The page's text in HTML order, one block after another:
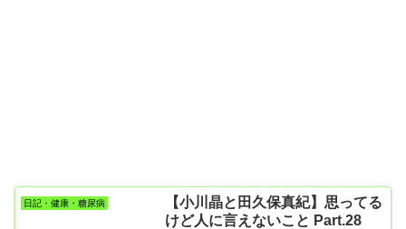
日記・健康・糖尿病
【小川晶と田久保真紀】思ってる
けど人に言えないこと Part.28